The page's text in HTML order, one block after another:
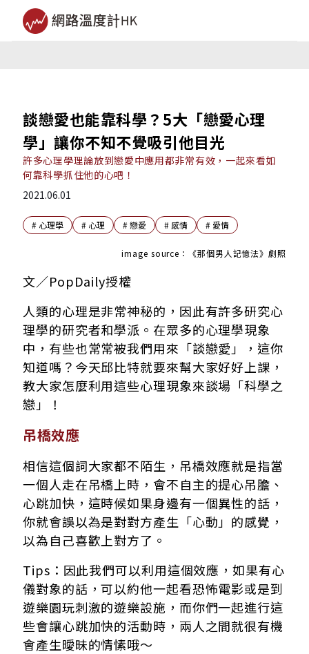
談戀愛也能靠科學？5大「戀愛心理
學」讓你不知不覺吸引他目光
許多心理學理論放到戀愛中應用都非常有效，一起來看如
何靠科學抓住他的心吧！
2021.06.01
# 心理學 # 心理 #戀愛 # 感情 # 愛情
image source：《那個男人記憶法》劇照
文／PopDaily授權
人類的心理是非常神秘的，因此有許多研究心
理學的研究者和學派。在眾多的心理學現象
中，有些也常常被我們用來「談戀愛」，這你
知道嗎？今天邱比特就要來幫大家好好上課，
教大家怎麼利用這些心理現象來談場「科學之
戀」！
吊橋效應
相信這個詞大家都不陌生，吊橋效應就是指當
一個人走在吊橋上時，會不自主的提心吊膽、
心跳加快，這時候如果身邊有一個異性的話，
你就會誤以為是對對方產生「心動」的感覺，
以為自己喜歡上對方了。
Tips：因此我們可以利用這個效應，如果有心
儀對象的話，可以約他一起看恐怖電影或是到
遊樂園玩刺激的遊樂設施，而你們一起進行這
些會讓心跳加快的活動時，兩人之間就很有機
會產生曖昧的情愫哦～